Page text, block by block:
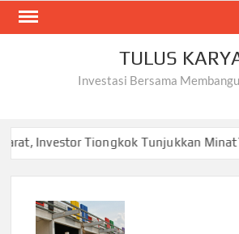
Skip
TULUS
Investasi Bersama
Investor Tiongkok Tunjukkan Minat?